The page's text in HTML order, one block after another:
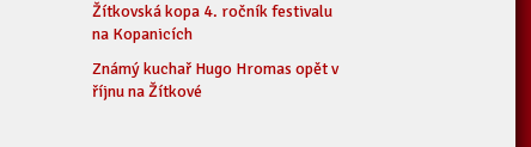
Žítkovská kopa 4. ročník festivalu
na Kopanicích
Známý kuchař Hugo Hromas opět v
říjnu na Žítkové